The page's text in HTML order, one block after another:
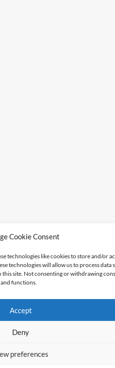
Cookie Consent
technologies like cookies to store and/or
technologies will allow us to process data
site. Not consenting or withdrawing
functions.
Accept
Deny
preferences